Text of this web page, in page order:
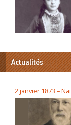
Actualités
2 janvier 1873 –